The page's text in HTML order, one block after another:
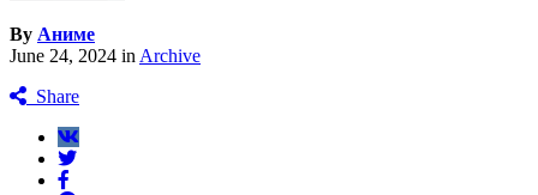
By Аниме
June 24, 2024 inArchive
Share